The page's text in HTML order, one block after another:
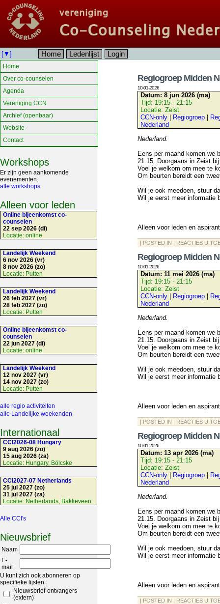
[▼] Home Ledenlijst Login
Regiogroep Midden
10-01-2026
Datum: 8 jun 2026 (ma)
Tijd: 19:15 - 21:15
Locatie: Zeist
CCN-only
Regiogroep
Nederland
Nederland.
Eens per maand komen we
21.15. Doorgaans in Zeist
Voel je welkom om mee te
Om beurten bereidt een
Wil je ook meedoen, stuur
Wil je eerst meer informatie
Alleen voor leden en
| POSTED IN | REACTIES
Regiogroep Midden
10-01-2026
Datum: 11 mei 2026 (ma)
Tijd: 19:15 - 21:15
Locatie: Zeist
CCN-only
Regiogroep
Nederland
Nederland.
Eens per maand komen we
21.15. Doorgaans in Zeist
Voel je welkom om mee te
Om beurten bereidt een
Wil je ook meedoen, stuur
Wil je eerst meer informatie
Alleen voor leden en
| POSTED IN | REACTIES
Regiogroep Midden
10-01-2026
Datum: 13 apr 2026 (ma)
Tijd: 19:15 - 21:15
Locatie: Zeist
CCN-only
Regiogroep
Nederland
Nederland.
Eens per maand komen we
21.15. Doorgaans in Zeist
Voel je welkom om mee te
Om beurten bereidt een
Wil je ook meedoen, stuur
Wil je eerst meer informatie
Alleen voor leden en
| POSTED IN | REACTIES
Home
Over co-counselen
Agenda
Vereniging CCN
Archief (openbaar)
Website
Contact
Workshops
Er zijn geen aankomende
evenementen.
alle workshops
Alleen voor leden
Online bijeenkomst co-
counselen
22 sep 2026 (di)
Locatie: online
Landelijk Weekend
6 nov 2026 (vr)
8 nov 2026 (zo)
Locatie: Putten
Landelijk Weekend
26 feb 2027 (vr)
28 feb 2027 (zo)
Locatie: Putten
Online bijeenkomst co-
counselen
22 jun 2027 (di)
Locatie: online
Landelijk Weekend
12 nov 2027 (vr)
14 nov 2027 (zo)
Locatie: Putten
alle regio activiteiten
alle Landelijke weekenden
Internationaal
CCI2026-08 Hungary
9 aug 2026 (zo)
15 aug 2026 (za)
Locatie: Hungary, Bölcske
CCI2027-07 Netherlands
25 jul 2027 (zo)
31 jul 2027 (za)
Locatie: Netherlands, Bakkeveen
Alle CCI's
Nieuwsbrief
Naam
E-
mail
U kunt zich ook abonneren op
specifieke lijsten:
Nieuwsbrief-ontvangers
(extern)